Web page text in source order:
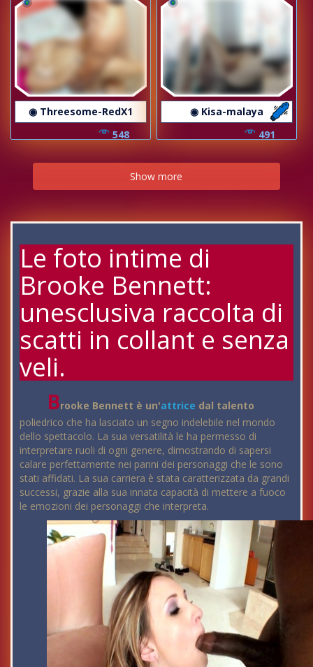
◉ Threesome-RedX1
548
◉ Kisa-malaya
491
Show more
Le foto intime di
Brooke Bennett:
unesclusiva raccolta di
scatti in collant e senza
veli.
Brooke Bennett è un'attrice dal talento
poliedrico che ha lasciato un segno indelebile nel mondo
dello spettacolo. La sua versatilità le ha permesso di
interpretare ruoli di ogni genere, dimostrando di sapersi
calare perfettamente nei panni dei personaggi che le sono
stati affidati. La sua carriera è stata caratterizzata da grandi
successi, grazie alla sua innata capacità di mettere a fuoco
le emozioni dei personaggi che interpreta.